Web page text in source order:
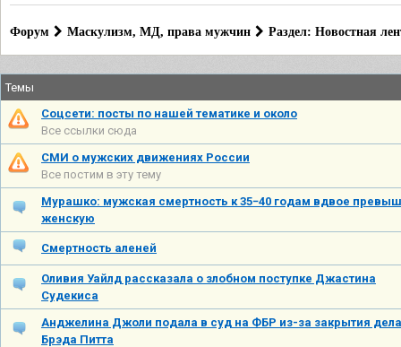
Форум Маскулизм, МД, права мужчин Раздел: Новостная
Темы
Соцсети: посты по нашей тематике и около
Все ссылки сюда
СМИ о мужских движениях России
Все постим в эту тему
Мурашко: мужская смертность к 35−40 годам вдвое
женскую
Смертность аленей
Оливия Уайлд рассказала о злобном поступке Джастина
Судекиса
Анджелина Джоли подала в суд на ФБР из-за закрытия дела
Брэда Питта